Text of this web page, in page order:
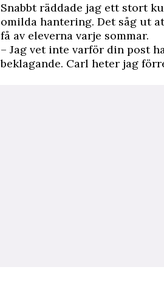
Snabbt räddade jag ett stort
omilda hantering. Det såg ut
få av eleverna varje sommar.
– Jag vet inte varför din post
beklagande. Carl heter jag